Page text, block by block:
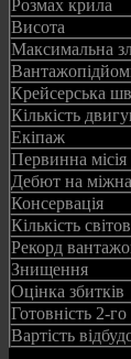
Розмах крила
Висота
Максимальна
Крейсерська
Кількість
Екіпаж
Первинна місія
Дебют на
Консервація
Кількість
Рекорд
Знищення
Оцінка збитків
Готовність 2-
Вартість